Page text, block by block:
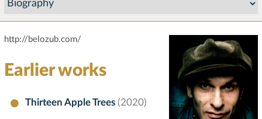
http://belozub.com/
Earlier works
Thirteen Apple Trees (2020)